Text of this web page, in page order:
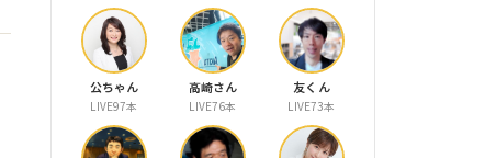
公ちゃん
LIVE97本
高崎さん
LIVE76本
友くん
LIVE73本